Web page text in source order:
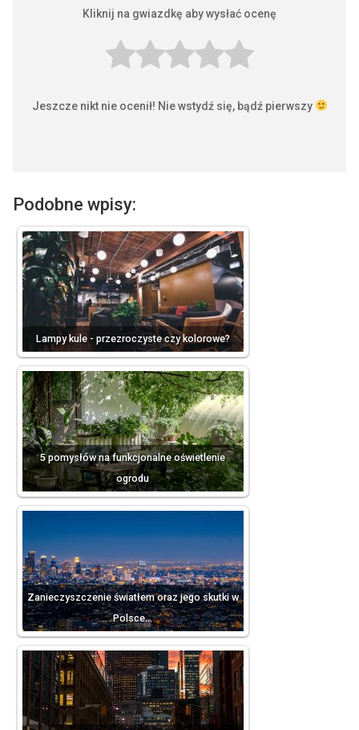
Kliknij na gwiazdkę aby wysłać ocenę
Jeszcze nikt nie ocenił! Nie wstydź się, bądź pierwszy
Podobne wpisy:
Lampy kule - przezroczyste czy kolorowe?
5 pomysłów na funkcjonalne oświetlenie
ogrodu
Zanieczyszczenie światłem oraz jego skutki w
Polsce…